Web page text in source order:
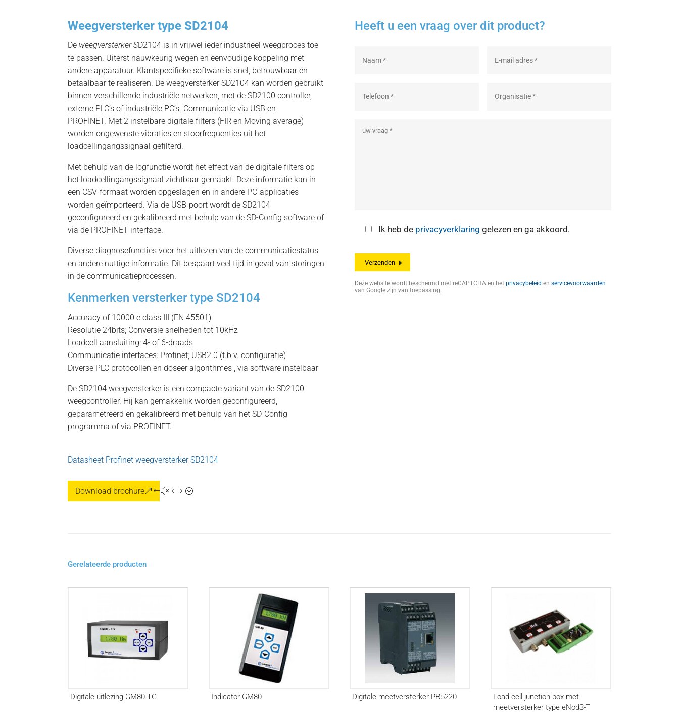
Weegversterker type SD2104
De weegversterker SD2104 is in vrijwel ieder industrieel weegproces toe
te passen. Uiterst nauwkeurig wegen en eenvoudige koppeling met
andere apparatuur. Klantspecifieke software is snel, betrouwbaar én
betaalbaar te realiseren. De weegversterker SD2104 kan worden gebruikt
binnen verschillende industriële netwerken, met de SD2100 controller,
externe PLC’s of industriële PC’s. Communicatie via USB en
PROFINET. Met 2 instelbare digitale filters (FIR en Moving average)
worden ongewenste vibraties en stoorfrequenties uit het
loadcellingangssignaal gefilterd.
Met behulp van de logfunctie wordt het effect van de digitale filters op
het loadcellingangssignaal zichtbaar gemaakt. Deze informatie kan in
een CSV-formaat worden opgeslagen en in andere PC-applicaties
worden geïmporteerd. Via de USB-poort wordt de SD2104
geconfigureerd en gekalibreerd met behulp van de SD-Config software of
via de PROFINET interface.
Diverse diagnosefuncties voor het uitlezen van de communicatiestatus
en andere nuttige informatie. Dit bespaart veel tijd in geval van storingen
in de communicatieprocessen.
Kenmerken versterker type SD2104
Accuracy of 10000 e class III (EN 45501)
Resolutie 24bits; Conversie snelheden tot 10kHz
Loadcell aansluiting: 4- of 6-draads
Communicatie interfaces: Profinet; USB2.0 (t.b.v. configuratie)
Diverse PLC protocollen en doseer algorithmes , via software instelbaar
De SD2104 weegversterker is een compacte variant van de SD2100
weegcontroller. Hij kan gemakkelijk worden geconfigureerd,
geparametreerd en gekalibreerd met behulp van het SD-Config
programma of via PROFINET.
Datasheet Profinet weegversterker SD2104
Download brochure
Heeft u een vraag over dit product?
Ik heb de privacyverklaring gelezen en ga akkoord.
Deze website wordt beschermd met reCAPTCHA en het privacybeleid en servicevoorwaarden
van Google zijn van toepassing.
Gerelateerde producten
Digitale uitlezing GM80-TG Indicator GM80 Digitale meetversterker PR5220
Load cell junction box met
meetversterker type eNod3-T